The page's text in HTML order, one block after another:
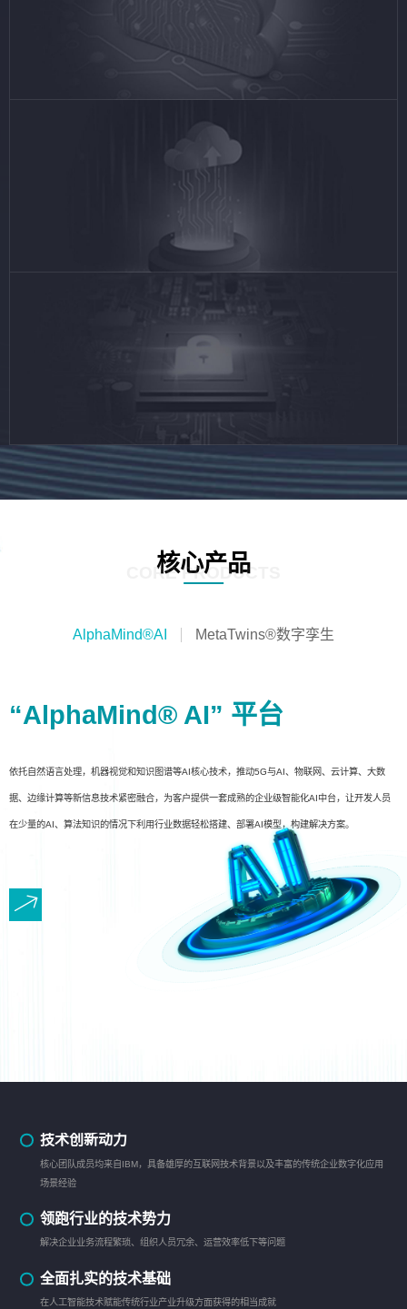
核心产品
CORE PRODUCTS
AlphaMind®AI MetaTwins®数字孪生
“AlphaMind® AI” 平台
依托自然语言处理，机器视觉和知识图谱等AI核心技术，推动5G与AI、物联网、云计算、大数
据、边缘计算等新信息技术紧密融合，为客户提供一套成熟的企业级智能化AI中台，让开发人员
在少量的AI、算法知识的情况下利用行业数据轻松搭建、部署AI模型，构建解决方案。
技术创新动力
核心团队成员均来自IBM，具备雄厚的互联网技术背景以及丰富的传统企业数字化应用
场景经验
领跑行业的技术势力
解决企业业务流程繁琐、组织人员冗余、运营效率低下等问题
全面扎实的技术基础
在人工智能技术赋能传统行业产业升级方面获得的相当成就